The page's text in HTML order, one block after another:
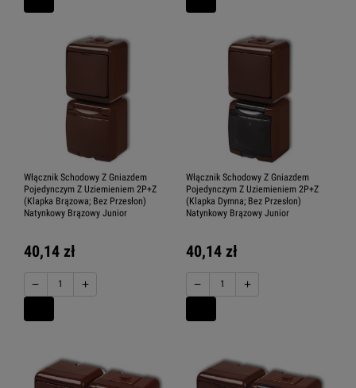
Włącznik Schodowy Z Gniazdem
Pojedynczym Z Uziemieniem 2P+Z
(Klapka Brązowa; Bez Przesłon)
Natynkowy Brązowy Junior
40,14 zł
− +
Włącznik Schodowy Z Gniazdem
Pojedynczym Z Uziemieniem 2P+Z
(Klapka Dymna; Bez Przesłon)
Natynkowy Brązowy Junior
40,14 zł
− +